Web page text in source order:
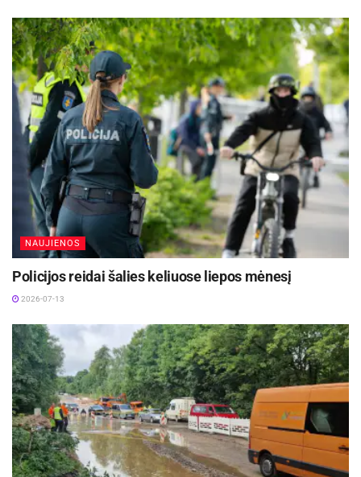
17 - +
NAUJIENOS
Policijos reidai šalies keliuose liepos mėnesį
2026-07-13